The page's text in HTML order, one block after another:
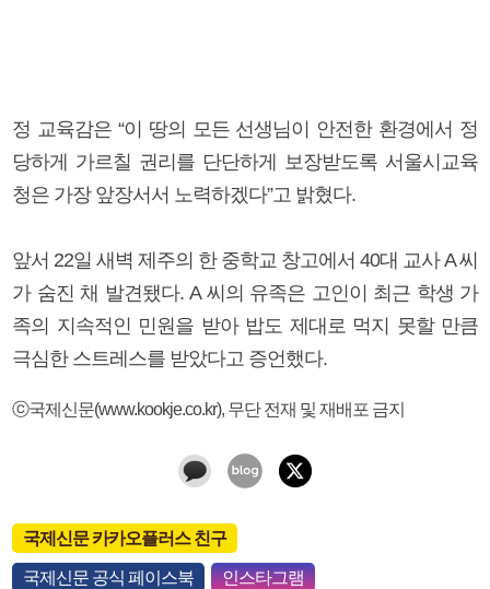
정 교육감은 “이 땅의 모든 선생님이 안전한 환경에서 정
당하게 가르칠 권리를 단단하게 보장받도록 서울시교육
청은 가장 앞장서서 노력하겠다”고 밝혔다.
앞서 22일 새벽 제주의 한 중학교 창고에서 40대 교사 A 씨
가 숨진 채 발견됐다. A 씨의 유족은 고인이 최근 학생 가
족의 지속적인 민원을 받아 밥도 제대로 먹지 못할 만큼
극심한 스트레스를 받았다고 증언했다.
ⓒ국제신문(www.kookje.co.kr), 무단 전재 및 재배포 금지
국제신문 카카오플러스 친구
국제신문 공식 페이스북 인스타그램